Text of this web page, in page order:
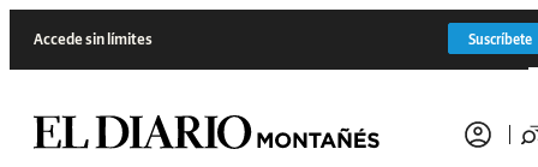
Accede sin límites Suscríbete